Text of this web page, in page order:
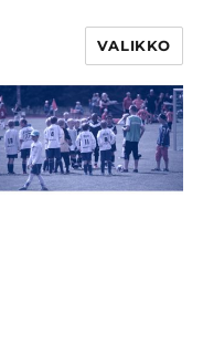
VALIKKO